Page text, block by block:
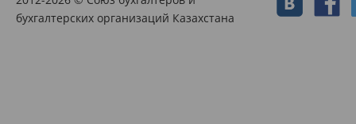
бухгалтерских организаций Казахстана